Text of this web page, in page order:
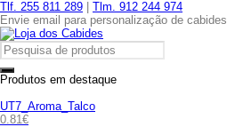
Tlf. 255 811 289
Tlm. 912 244 974
Envie email para personalização de cabides
Produtos em destaque
UT7_Aroma_Talco
0.81€